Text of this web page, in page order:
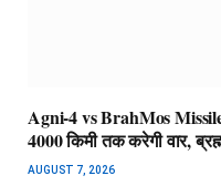
Agni-4 vs BrahMos
4000 किमी तक करेगी वार,
AUGUST 7, 2026